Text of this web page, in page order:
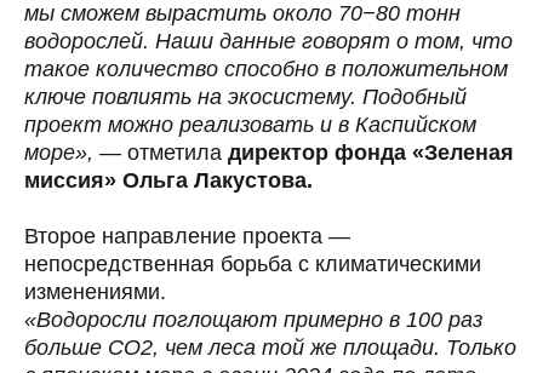
мы сможем вырастить около 70−80 тонн
водорослей. Наши данные говорят о том, что
такое количество способно в положительном
ключе повлиять на экосистему. Подобный
проект можно реализовать и в Каспийском
море», — отметила директор фонда «Зеленая
миссия» Ольга Лакустова.
Второе направление проекта —
непосредственная борьба с климатическими
изменениями.
«Водоросли поглощают примерно в 100 раз
больше СО2, чем леса той же площади. Только